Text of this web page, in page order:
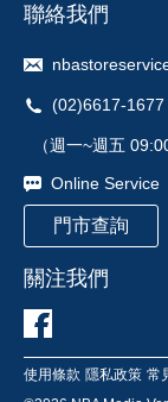
聯絡我們
(02)6617-1677
（週一~週五
Online Service
門市查詢
關注我們
使用條款 隱私政策 常